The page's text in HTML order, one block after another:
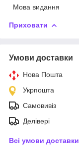
Мова видання
Приховати
Умови доставки
Нова Пошта
Укрпошта
Самовивіз
Делівері
Всі умови доставки